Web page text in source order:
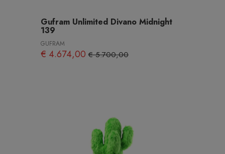
Gufram Unlimited Divano Midnight
139
GUFRAM
€ 4.674,00€ 5.700,00